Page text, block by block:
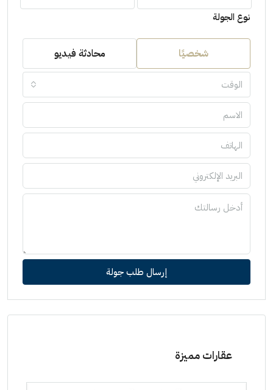
نوع الجولة
شخصيًا محادثة فيديو
الوقت
إرسال طلب جولة
عقارات مميزة